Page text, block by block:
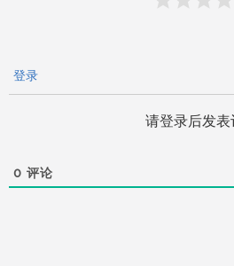
登录
请登录后发表
0 评论